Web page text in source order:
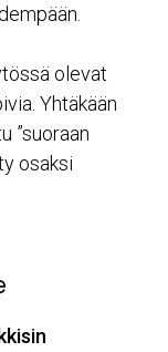
olevat
Yhtäkään
”suoraan
osaksi